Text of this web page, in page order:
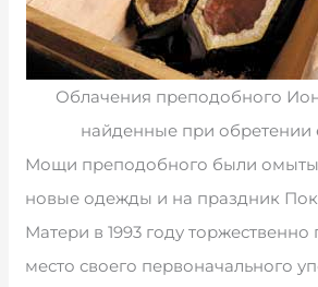
Облачения преподобного
найденные при
Мощи преподобного были
новые одежды и на праздник
Матери в 1993 году
место своего первоначального